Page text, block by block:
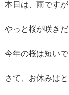
本日は、雨です
やっと桜が咲き
今年の桜は短い
さて、お休みは